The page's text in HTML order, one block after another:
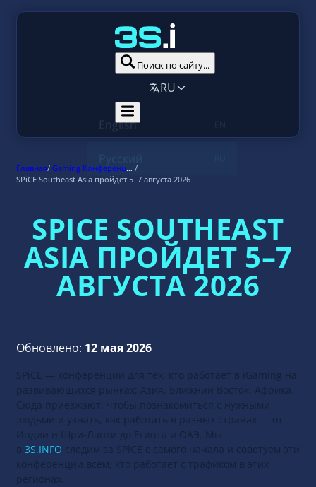
Поиск по сайту...
RU
Главная/iGaming Конференции 2026
/
SPiCE Southeast Asia пройдет 5–7 августа 2026
SPICE SOUTHEAST
ASIA ПРОЙДЕТ 5–7
АВГУСТА 2026
Обновлено: 12 мая 2026
SPiCE — конференции для тех, кто работает в iGaming на
развивающихся рынках: Азия, Ближний Восток, Африка.
Сюда приезжают, чтобы познакомиться с нужными
людьми и узнать, как работать в разных странах — от
Индии и Шри-Ланки до Египта и ОАЭ. Мы
в 3S.INFO следим за SPiCE с самого начала и советуем эти
конференции всем, кто работает с трафиком в этих
регионах.